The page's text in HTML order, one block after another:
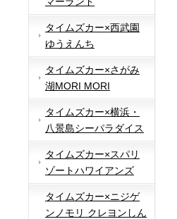
タイムズカー×西武園
ゆうえんち
タイムズカー×さがみ
湖MORI MORI
タイムズカー×横浜・
八景島シーパラダイス
タイムズカー×スパリ
ゾートハワイアンズ
タイムズカー×ニジゲ
ンノモリ クレヨンしん